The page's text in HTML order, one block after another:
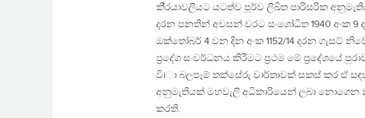
කි‍්‍රයාවලියට යටත්ව පූර්ව ලිඛිත පාරිසරික
දරන පනතින් අවසන් වරට සංශෝධිත 1940 අංක 9
ඔක්තෝබර් 4 වන දින අංක 1152/14 දරන ගැසට්
ප‍්‍රදේශ සංවර්ධනය කිරීමට ප‍්‍රථම මේ ප‍්‍රදේශයේ
විiා බලපෑම් තක්සේරු වාර්තාවක් සකස් කර ඒ
අනුමැතියක් මහවැලි අධිකාරියෙන් ලබා
කරති.